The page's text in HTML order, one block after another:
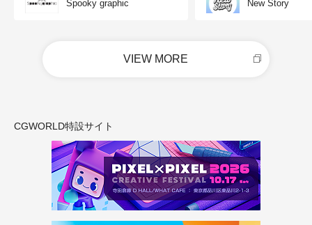
Spooky graphic New Story
VIEW MORE
CGWORLD特設サイト